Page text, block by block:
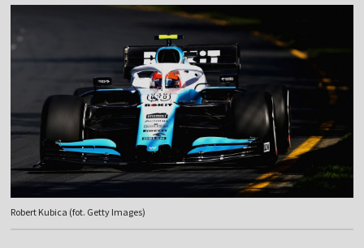
Robert Kubica (fot. Getty Images)